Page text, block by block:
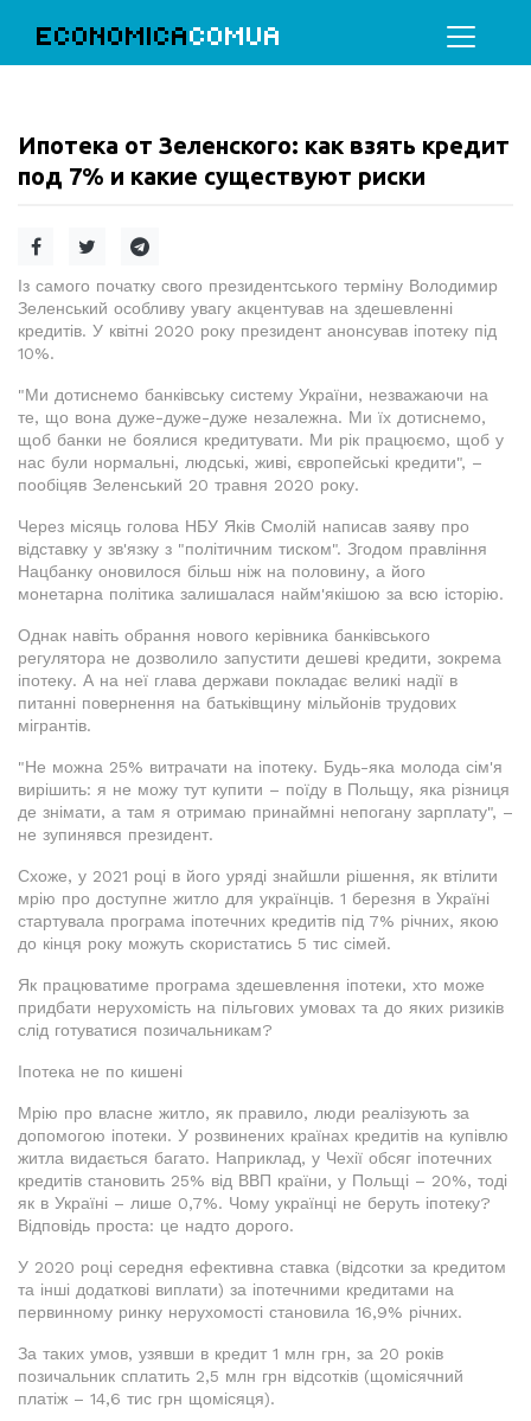
ECONOMICACOMUA
Ипотека от Зеленского: как взять кредит
под 7% и какие существуют риски
Із самого початку свого президентського терміну Володимир
Зеленський особливу увагу акцентував на здешевленні
кредитів. У квітні 2020 року президент анонсував іпотеку під
10%.
"Ми дотиснемо банківську систему України, незважаючи на
те, що вона дуже-дуже-дуже незалежна. Ми їх дотиснемо,
щоб банки не боялися кредитувати. Ми рік працюємо, щоб у
нас були нормальні, людські, живі, європейські кредити", –
пообіцяв Зеленський 20 травня 2020 року.
Через місяць голова НБУ Яків Смолій написав заяву про
відставку у зв'язку з "політичним тиском". Згодом правління
Нацбанку оновилося більш ніж на половину, а його
монетарна політика залишалася найм'якішою за всю історію.
Однак навіть обрання нового керівника банківського
регулятора не дозволило запустити дешеві кредити, зокрема
іпотеку. А на неї глава держави покладає великі надії в
питанні повернення на батьківщину мільйонів трудових
мігрантів.
"Не можна 25% витрачати на іпотеку. Будь-яка молода сім'я
вирішить: я не можу тут купити – поїду в Польщу, яка різниця
де знімати, а там я отримаю принаймні непогану зарплату", –
не зупинявся президент.
Схоже, у 2021 році в його уряді знайшли рішення, як втілити
мрію про доступне житло для українців. 1 березня в Україні
стартувала програма іпотечних кредитів під 7% річних, якою
до кінця року можуть скористатись 5 тис сімей.
Як працюватиме програма здешевлення іпотеки, хто може
придбати нерухомість на пільгових умовах та до яких ризиків
слід готуватися позичальникам?
Іпотека не по кишені
Мрію про власне житло, як правило, люди реалізують за
допомогою іпотеки. У розвинених країнах кредитів на купівлю
житла видається багато. Наприклад, у Чехії обсяг іпотечних
кредитів становить 25% від ВВП країни, у Польщі – 20%, тоді
як в Україні – лише 0,7%. Чому українці не беруть іпотеку?
Відповідь проста: це надто дорого.
У 2020 році середня ефективна ставка (відсотки за кредитом
та інші додаткові виплати) за іпотечними кредитами на
первинному ринку нерухомості становила 16,9% річних.
За таких умов, узявши в кредит 1 млн грн, за 20 років
позичальник сплатить 2,5 млн грн відсотків (щомісячний
платіж – 14,6 тис грн щомісяця).